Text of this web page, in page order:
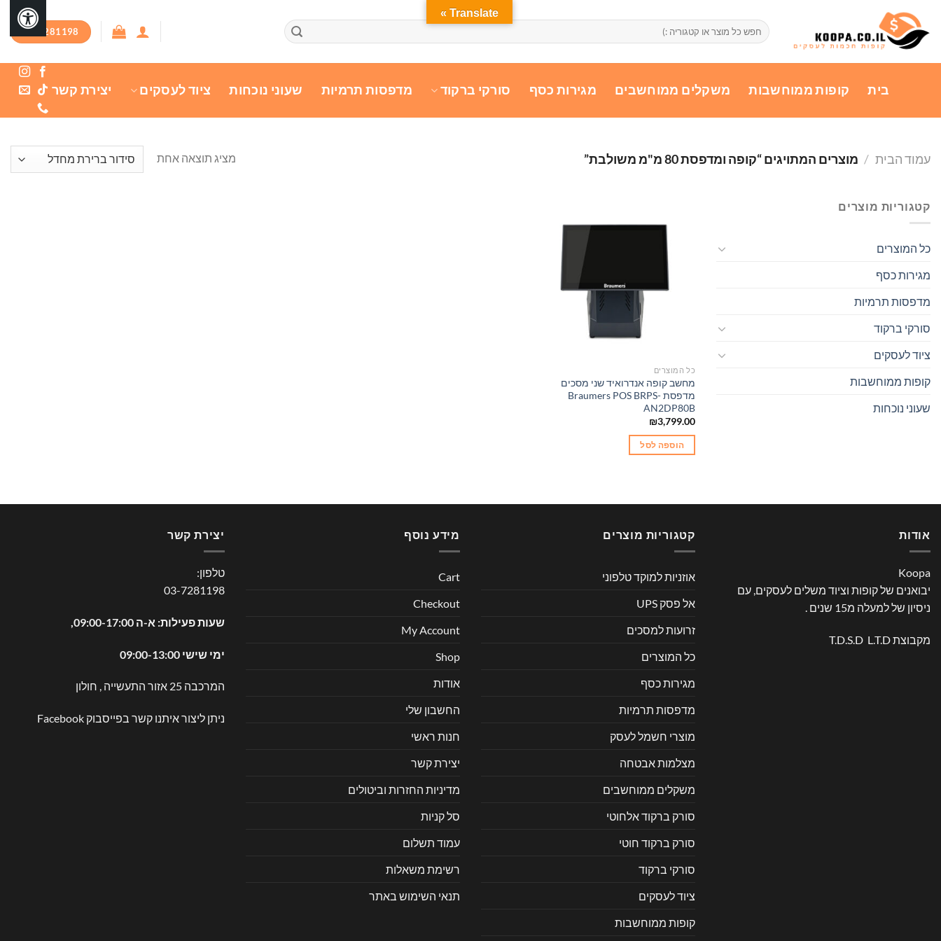
content
חיפוש
עבור:
03-7281198
בית קופות ממוחשבות משקלים ממוחשבים מגירות כסף סורקי ברקוד מדפסות תרמיות שעוני נוכחות ציוד לעסקים יצירת קשר
עמוד הבית / מוצרים המתויגים “קופה ומדפסת 80 מ"מ משולבת” מציג תוצאה אחת
קטגוריות מוצרים
כל המוצרים
מגירות כסף
מדפסות תרמיות
סורקי ברקוד
ציוד לעסקים
קופות ממוחשבות
שעוני נוכחות
כל המוצרים
מחשב קופה אנדרואיד שני מסכים
מדפסת Braumers POS BRPS-
AN2DP80B
₪3,799.00
הוספה לסל
אודות
Koopa
יבואנים של קופות וציוד משלים לעסקים, עם
ניסיון של למעלה מ15 שנים .
מקבוצת T.D.S.D L.T.D
קטגוריות מוצרים
אוזניות למוקד טלפוני
אל פסק UPS
זרועות למסכים
כל המוצרים
מגירות כסף
מדפסות תרמיות
מוצרי חשמל לעסק
מצלמות אבטחה
משקלים ממוחשבים
סורק ברקוד אלחוטי
סורק ברקוד חוטי
סורקי ברקוד
ציוד לעסקים
קופות ממוחשבות
מידע נוסף
Cart
Checkout
My Account
Shop
אודות
החשבון שלי
חנות ראשי
יצירת קשר
מדיניות החזרות וביטולים
סל קניות
עמוד תשלום
רשימת משאלות
תנאי השימוש באתר
יצירת קשר
טלפון:
03-7281198
שעות פעילות: א-ה 09:00-17:00,
ימי שישי 09:00-13:00
המרכבה 25 אזור התעשייה , חולון
ניתן ליצור איתנו קשר בפייסבוק Facebook
Translate »